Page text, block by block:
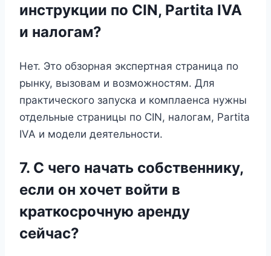
инструкции по CIN, Partita IVA
и налогам?
Нет. Это обзорная экспертная страница по
рынку, вызовам и возможностям. Для
практического запуска и комплаенса нужны
отдельные страницы по CIN, налогам, Partita
IVA и модели деятельности.
7. С чего начать собственнику,
если он хочет войти в
краткосрочную аренду
сейчас?